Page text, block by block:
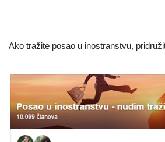
Ako tražite posao u inostranstvu,